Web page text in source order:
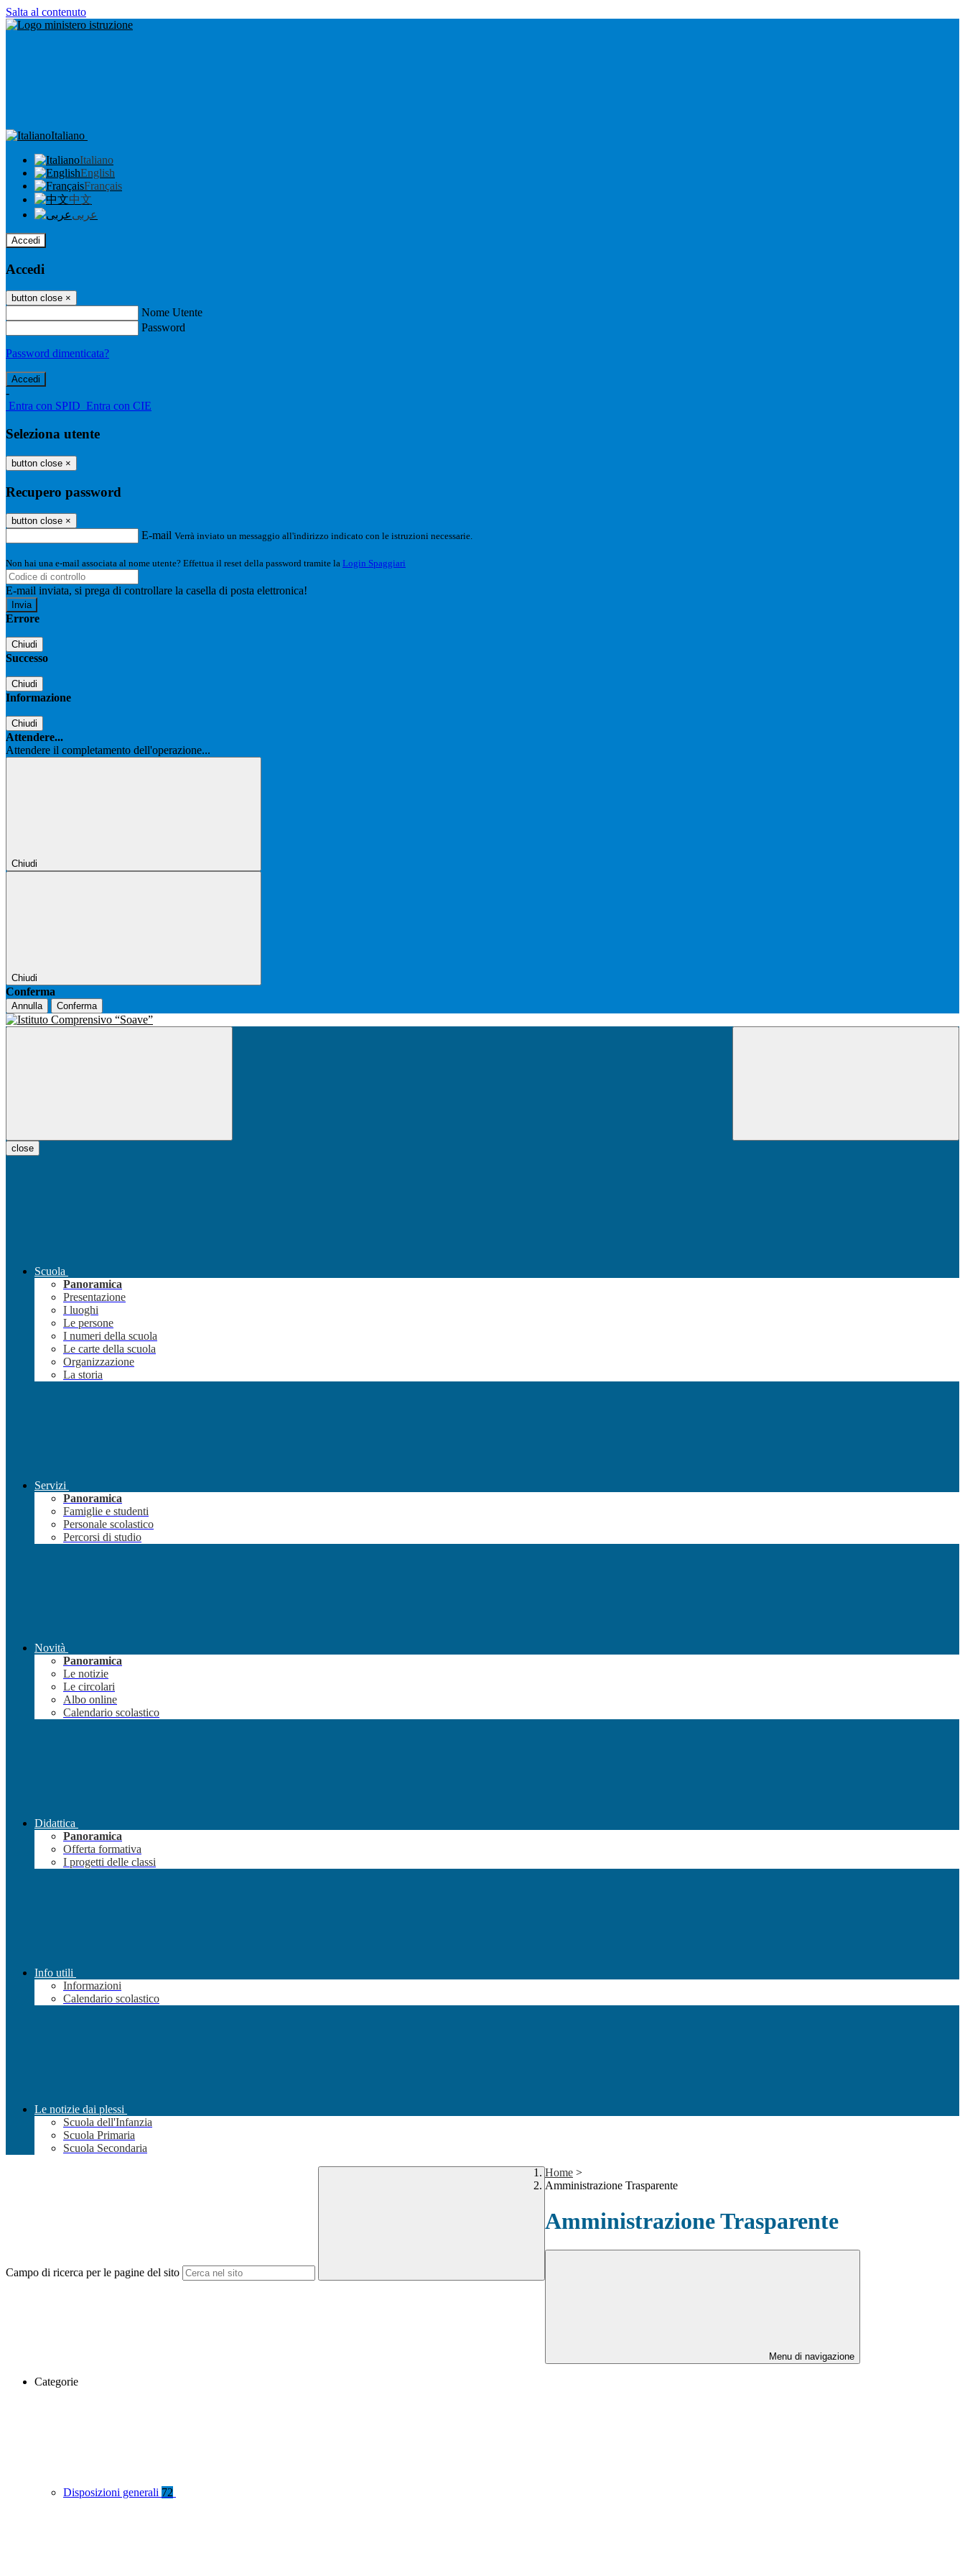
Salta al contenuto
Italiano
Italiano
English
Français
中文
عربى
Accedi
Accedi
button close ×
Nome Utente
Password
Password dimenticata?
-
Entra con SPID Entra con CIE
Seleziona utente
button close ×
Recupero password
button close ×
E-mail Verrà inviato un messaggio all'indirizzo indicato con le istruzioni necessarie.
Non hai una e-mail associata al nome utente? Effettua il reset della password tramite la Login Spaggiari
E-mail inviata, si prega di controllare la casella di posta elettronica!
Errore
Chiudi
Successo
Chiudi
Informazione
Chiudi
Attendere...
Attendere il completamento dell'operazione...
Chiudi
Chiudi
Conferma
Annulla Conferma
close
Scuola
Panoramica
Presentazione
I luoghi
Le persone
I numeri della scuola
Le carte della scuola
Organizzazione
La storia
Servizi
Panoramica
Famiglie e studenti
Personale scolastico
Percorsi di studio
Novità
Panoramica
Le notizie
Le circolari
Albo online
Calendario scolastico
Didattica
Panoramica
Offerta formativa
I progetti delle classi
Info utili
Informazioni
Calendario scolastico
Le notizie dai plessi
Scuola dell'Infanzia
Scuola Primaria
Scuola Secondaria
Campo di ricerca per le pagine del sito
Home >
Amministrazione Trasparente
Amministrazione Trasparente
Menu di navigazione
Categorie
Disposizioni generali 72